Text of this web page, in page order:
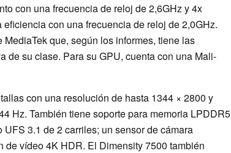
con una frecuencia de reloj de 2,6GHz y 4x
con una frecuencia de reloj de 2,0GHz.
que, según los informes, tiene las
de su clase. Para su GPU, cuenta con una Mali-
con una resolución de hasta 1344 × 2800 y
Hz. También tiene soporte para memoria LPDDR5
3.1 de 2 carriles; un sensor de cámara
vídeo 4K HDR. El Dimensity 7500 también